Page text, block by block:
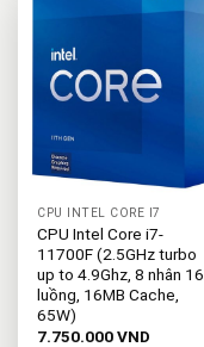
CPU INTEL CORE I7
CPU Intel Core i7-
11700F (2.5GHz turbo
up to 4.9Ghz, 8 nhân 16
luồng, 16MB Cache,
65W)
7.750.000VND